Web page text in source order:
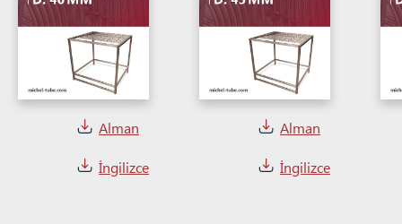
Alman
İngilizce
Alman
İngilizce